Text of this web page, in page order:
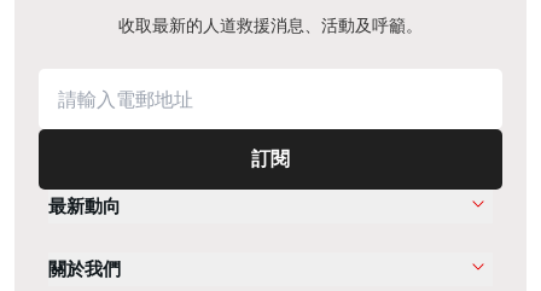
收取最新的人道救援消息、活動及呼籲。
訂閱
最新動向
關於我們